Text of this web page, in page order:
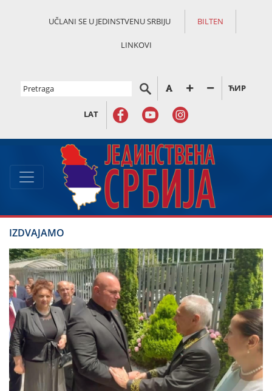
UČLANI SE U JEDINSTVENU SRBIJU BILTEN
LINKOVI
ЋИР
LAT
IZDVAJAMO